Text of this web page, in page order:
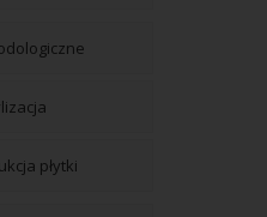
płytki